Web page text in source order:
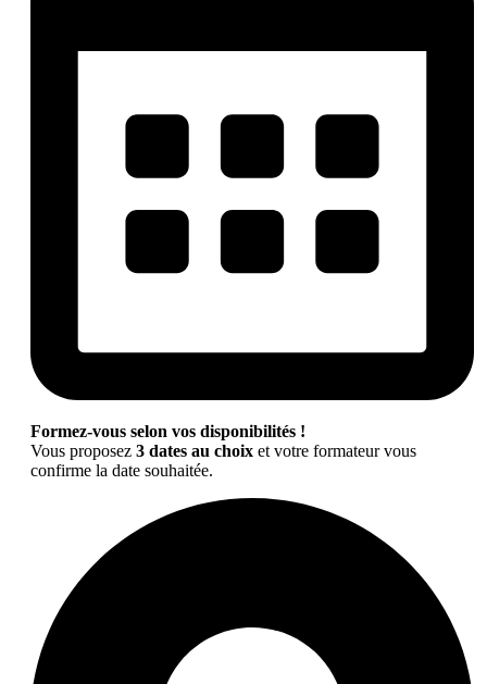
Formez-vous selon vos disponibilités !
Vous proposez 3 dates au choix et votre formateur vous
confirme la date souhaitée.